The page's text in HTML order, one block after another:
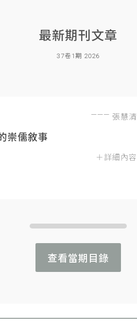
最新期刊文章
37卷1期 2026
張慧清
崇儒敘事
＋詳細內容
查看當期目錄